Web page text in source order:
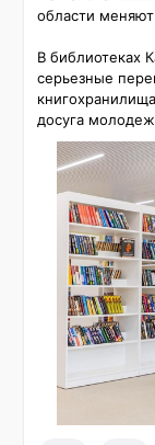
области
В библиотеках
серьезные
досуга